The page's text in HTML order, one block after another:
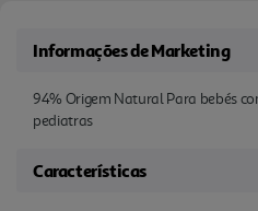
Informações de Marketing
94% Origem Natural Para bebés
pediatras
Características